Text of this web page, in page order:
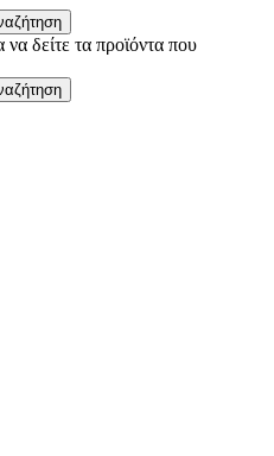
να δείτε τα προϊόντα που